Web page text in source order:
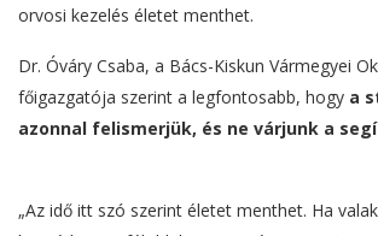
orvosi kezelés életet menthet.
Dr. Óváry Csaba, a Bács-Kiskun Vármegyei
főigazgatója szerint a legfontosabb, hogy a
azonnal felismerjük, és ne várjunk a
„Az idő itt szó szerint életet menthet. Ha